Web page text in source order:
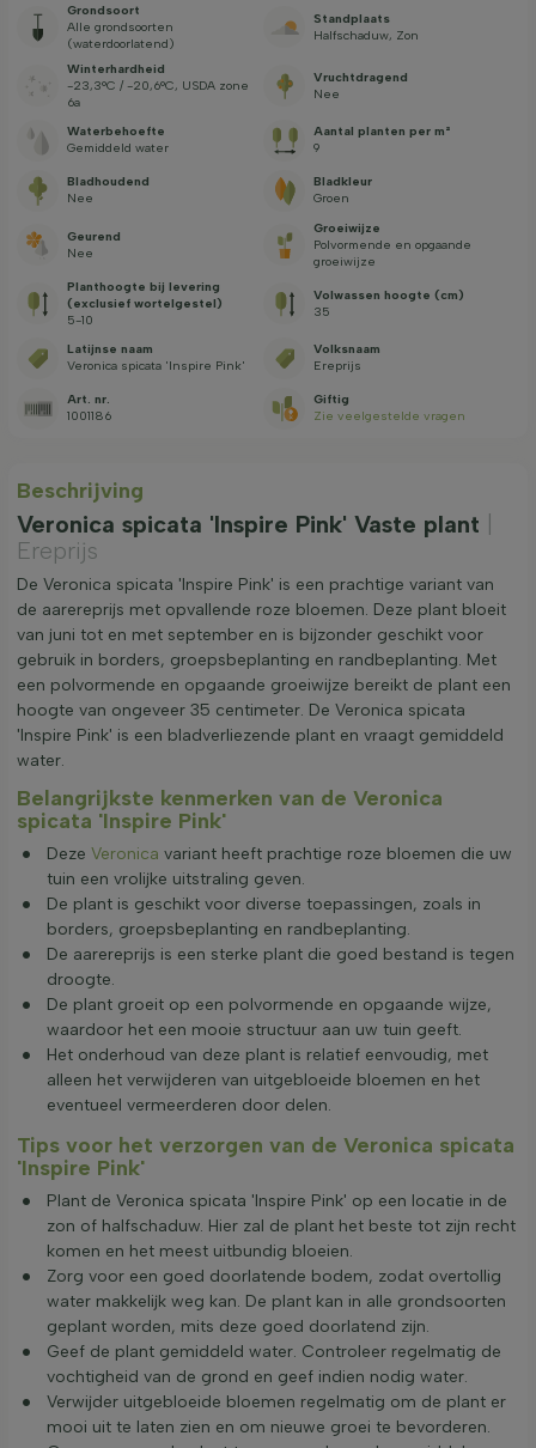
Grondsoort
Alle grondsoorten
(waterdoorlatend)
Standplaats
Halfschaduw, Zon
Winterhardheid
-23,3°C / -20,6°C, USDA zone
6a
Vruchtdragend
Nee
Waterbehoefte
Gemiddeld water
Aantal planten per m²
9
Bladhoudend
Nee
Bladkleur
Groen
Geurend
Nee
Groeiwijze
Polvormende en opgaande
groeiwijze
Planthoogte bij levering
(exclusief wortelgestel)
5-10
Volwassen hoogte (cm)
35
Latijnse naam
Veronica spicata 'Inspire Pink'
Volksnaam
Ereprijs
Art. nr.
1001186
Giftig
Zie veelgestelde vragen
Beschrijving
Veronica spicata 'Inspire Pink' Vaste plant
Ereprijs
De Veronica spicata 'Inspire Pink' is een prachtige variant van
de aarereprijs met opvallende roze bloemen. Deze plant bloeit
van juni tot en met september en is bijzonder geschikt voor
gebruik in borders, groepsbeplanting en randbeplanting. Met
een polvormende en opgaande groeiwijze bereikt de plant een
hoogte van ongeveer 35 centimeter. De Veronica spicata
'Inspire Pink' is een bladverliezende plant en vraagt gemiddeld
water.
Belangrijkste kenmerken van de Veronica
spicata 'Inspire Pink'
Deze Veronica variant heeft prachtige roze bloemen die uw
tuin een vrolijke uitstraling geven.
De plant is geschikt voor diverse toepassingen, zoals in
borders, groepsbeplanting en randbeplanting.
De aarereprijs is een sterke plant die goed bestand is tegen
droogte.
De plant groeit op een polvormende en opgaande wijze,
waardoor het een mooie structuur aan uw tuin geeft.
Het onderhoud van deze plant is relatief eenvoudig, met
alleen het verwijderen van uitgebloeide bloemen en het
eventueel vermeerderen door delen.
Tips voor het verzorgen van de Veronica spicata
'Inspire Pink'
Plant de Veronica spicata 'Inspire Pink' op een locatie in de
zon of halfschaduw. Hier zal de plant het beste tot zijn recht
komen en het meest uitbundig bloeien.
Zorg voor een goed doorlatende bodem, zodat overtollig
water makkelijk weg kan. De plant kan in alle grondsoorten
geplant worden, mits deze goed doorlatend zijn.
Geef de plant gemiddeld water. Controleer regelmatig de
vochtigheid van de grond en geef indien nodig water.
Verwijder uitgebloeide bloemen regelmatig om de plant er
mooi uit te laten zien en om nieuwe groei te bevorderen.